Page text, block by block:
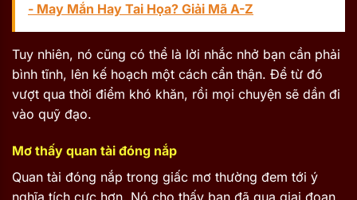
- May Mắn Hay Tai Họa? Giải Mã A-Z
Tuy nhiên, nó cũng có thể là lời nhắc nhở bạn cần phải
bình tĩnh, lên kế hoạch một cách cẩn thận. Để từ đó
vượt qua thời điểm khó khăn, rồi mọi chuyện sẽ dần đi
vào quỹ đạo.
Mơ thấy quan tài đóng nắp
Quan tài đóng nắp trong giấc mơ thường đem tới ý